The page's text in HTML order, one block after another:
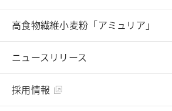
高食物繊維小麦粉「アミュリア」
ニュースリリース
採用情報